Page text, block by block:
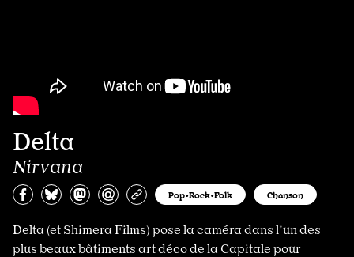
Delta
Nirvana
Partagez sur Facebook
Partager sur Bluesky
Partager sur Mastodon
Partagez par e-mail
Copiez l’urlPop•Rock•Folk Chanson
Delta (et Shimera Films) pose la caméra dans l'un des
plus beaux bâtiments art déco de la Capitale pour